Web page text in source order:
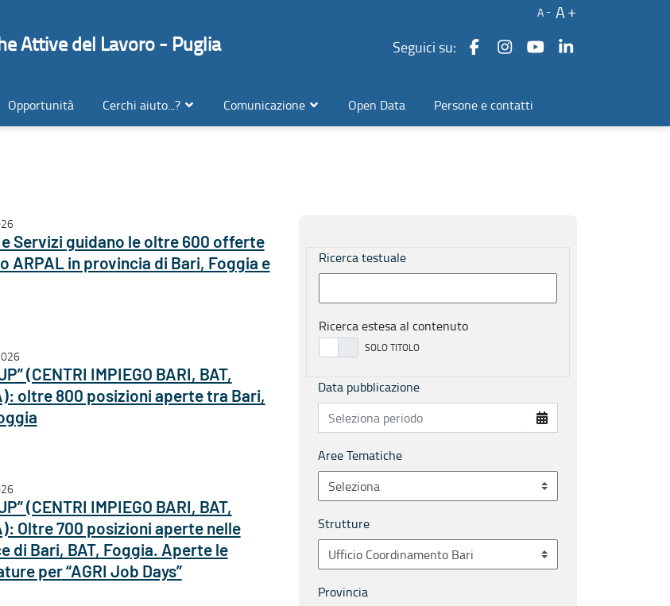
A A
Attive del Lavoro - Puglia Seguici su:
Opportunità Cerchi aiuto...? Comunicazione Open Data Persone e contatti
e Servizi guidano le oltre 600 offerte
ARPAL in provincia di Bari, Foggia e
(CENTRI IMPIEGO BARI, BAT,
oltre 800 posizioni aperte tra Bari,
(CENTRI IMPIEGO BARI, BAT,
Oltre 700 posizioni aperte nelle
di Bari, BAT, Foggia. Aperte le
per “AGRI Job Days”
Ricerca testuale
Ricerca estesa al contenuto
Data pubblicazione
Aree Tematiche
Strutture
Provincia